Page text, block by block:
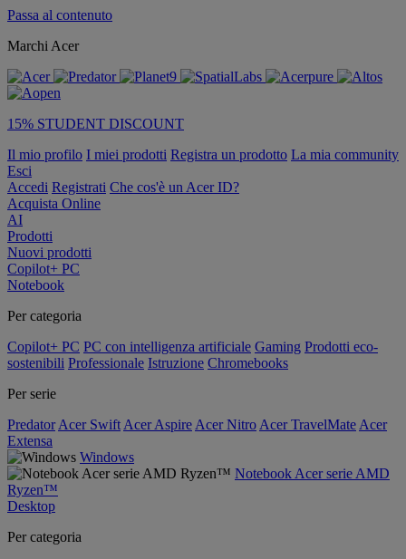
Passa al contenuto
Marchi Acer
15% STUDENT DISCOUNT
Il mio profilo I miei prodotti Registra un prodotto La mia community
Esci
Accedi Registrati Che cos'è un Acer ID?
Acquista Online
AI
Prodotti
Nuovi prodotti
Copilot+ PC
Notebook
Per categoria
Copilot+ PC PC con intelligenza artificiale Gaming Prodotti eco-
sostenibili Professionale Istruzione Chromebooks
Per serie
Predator Acer Swift Acer Aspire Acer Nitro Acer TravelMate Acer
Extensa
Windows
Notebook Acer serie AMD
Ryzen™
Desktop
Per categoria